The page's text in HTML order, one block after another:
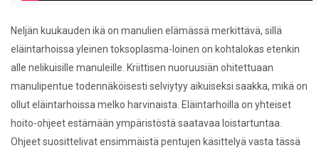
Neljän kuukauden ikä on manulien elämässä merkittävä, sillä
eläintarhoissa yleinen toksoplasma-loinen on kohtalokas etenkin
alle nelikuisille manuleille. Kriittisen nuoruusiän ohitettuaan
manulipentue todennäköisesti selviytyy aikuiseksi saakka, mikä on
ollut eläintarhoissa melko harvinaista. Eläintarhoilla on yhteiset
hoito-ohjeet estämään ympäristöstä saatavaa loistartuntaa.
Ohjeet suosittelivat ensimmäistä pentujen käsittelyä vasta tässä